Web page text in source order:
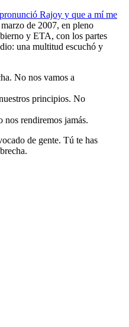
Rajoy y que a mí me
de 2007, en pleno
y ETA, con los partes
una multitud escuchó y
No nos vamos a
principios. No
nos rendiremos jamás.
de gente. Tú te has